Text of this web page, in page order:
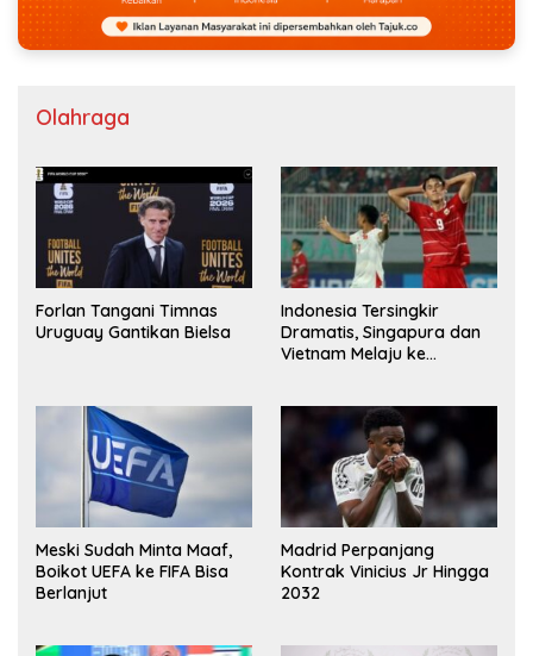
Olahraga
Forlan Tangani Timnas
Uruguay Gantikan Bielsa
Indonesia Tersingkir
Dramatis, Singapura dan
Vietnam Melaju ke
Meski Sudah Minta Maaf,
Boikot UEFA ke FIFA Bisa
Berlanjut
Madrid Perpanjang
Kontrak Vinicius Jr Hingga
2032